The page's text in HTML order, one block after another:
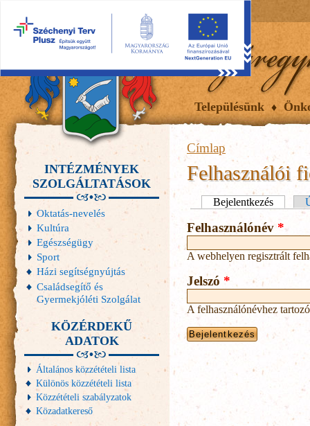
Településünk
Címlap
Felhasználói
Elsődleges fülek
Bejelentkezés (aktív
Felhasználónév *
A webhelyen regisztrált
Jelszó *
A felhasználónévhez
INTÉZMÉNYEK
SZOLGÁLTATÁSOK
Oktatás-nevelés
Kultúra
Egészségügy
Sport
Házi segítségnyújtás
Családsegítő és
Gyermekjóléti Szolgálat
KÖZÉRDEKŰ
ADATOK
Általános közzétételi lista
Különös közzétételi lista
Közzétételi szabályzatok
Közadatkereső